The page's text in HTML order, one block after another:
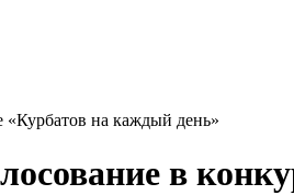
«Курбатов на каждый день»
в